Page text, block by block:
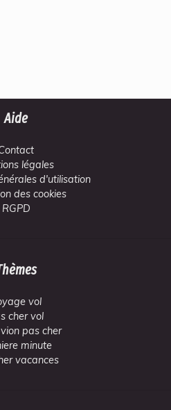
Aide
légales
d'utilisation
des cookies
RGPD
vol
cher vol
pas cher
minute
vacances